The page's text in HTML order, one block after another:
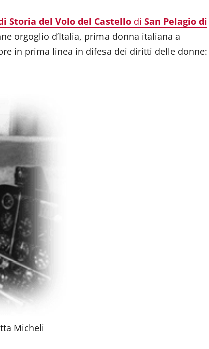
Storia del Volo del Castello di San Pelagio di
orgoglio d’Italia, prima donna italiana a
in prima linea in difesa dei diritti delle donne:
Micheli